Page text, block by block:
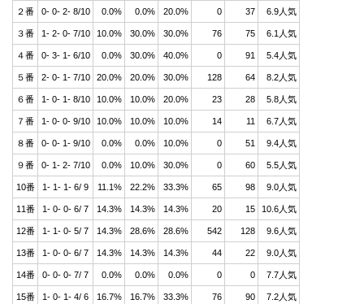
２番 0- 0- 2- 8/10 0.0% 0.0% 20.0% 0 37 6.9人気
３番 1- 2- 0- 7/10 10.0% 30.0% 30.0% 76 75 6.1人気
４番 0- 3- 1- 6/10 0.0% 30.0% 40.0% 0 91 5.4人気
５番 2- 0- 1- 7/10 20.0% 20.0% 30.0% 128 64 8.2人気
６番 1- 0- 1- 8/10 10.0% 10.0% 20.0% 23 28 5.8人気
７番 1- 0- 0- 9/10 10.0% 10.0% 10.0% 14 11 6.7人気
８番 0- 0- 1- 9/10 0.0% 0.0% 10.0% 0 51 9.4人気
９番 0- 1- 2- 7/10 0.0% 10.0% 30.0% 0 60 5.5人気
10番 1- 1- 1- 6/ 9 11.1% 22.2% 33.3% 65 98 9.0人気
11番 1- 0- 0- 6/ 7 14.3% 14.3% 14.3% 20 15 10.6人気
12番 1- 1- 0- 5/ 7 14.3% 28.6% 28.6% 542 128 9.6人気
13番 1- 0- 0- 6/ 7 14.3% 14.3% 14.3% 44 22 9.0人気
14番 0- 0- 0- 7/ 7 0.0% 0.0% 0.0% 0 0 7.7人気
15番 1- 0- 1- 4/ 6 16.7% 16.7% 33.3% 76 90 7.2人気